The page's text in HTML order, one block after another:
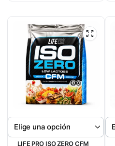
LIFE PRO ISO ZERO CFM